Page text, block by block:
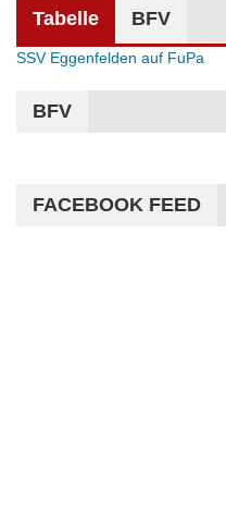
Tabelle BFV
SSV Eggenfelden auf FuPa
BFV
FACEBOOK FEED